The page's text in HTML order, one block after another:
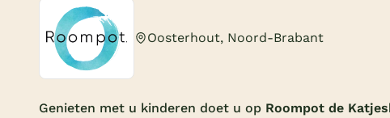
Oosterhout, Noord-Brabant
Genieten met u kinderen doet u op Roompot de